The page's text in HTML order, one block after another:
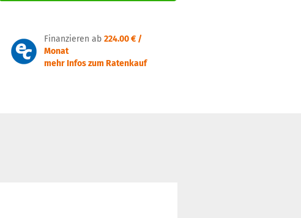
Finanzieren ab 224.00 € /
Monat
mehr Infos zum Ratenkauf